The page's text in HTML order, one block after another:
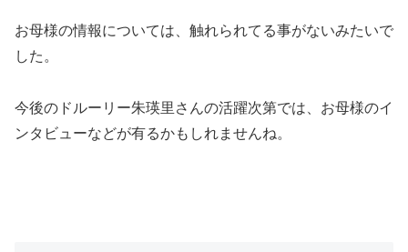
お母様の情報については、触れられてる事がないみたいで
した。
今後のドルーリー朱瑛里さんの活躍次第では、お母様のイ
ンタビューなどが有るかもしれませんね。